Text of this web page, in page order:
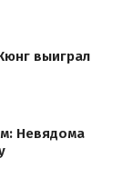
выиграл
Невядома